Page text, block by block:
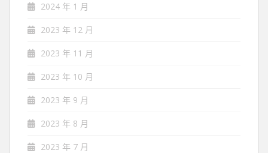
2024 年 1 月
2023 年 12 月
2023 年 11 月
2023 年 10 月
2023 年 9 月
2023 年 8 月
2023 年 7 月